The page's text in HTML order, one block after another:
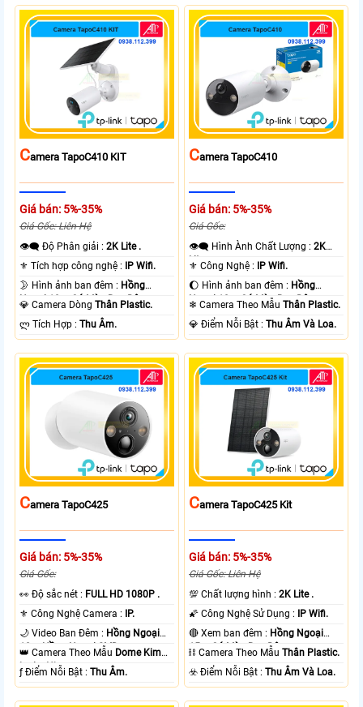
CAmera TapoC410 KIT
Giá bán: 5%-35%
Giá Gốc: Liên Hệ
👁️‍🗨 Độ Phân giải :2K Lite .
⚜️ Tích hợp công nghệ : IP Wifi.
🌛 Hình ảnh ban đêm : Hồng
Ngoại 10m Có Màu Ban Ðêm.
💎 Camera DòngThân Plastic.
️ლ Tích Hợp :Thu Âm.
CAmera TapoC410
Giá bán: 5%-35%
Giá Gốc:
👁️‍🗨 Hình Ành Chất Lượng :2K
Lite .
⚜️ Công Nghệ : IP Wifi.
🌔 Hình ảnh ban đêm : Hồng
Ngoại 10m Có Màu Ban Ðêm.
❄ Camera Theo MẫuThân Plastic.
️💎 Điểm Nỗi Bật :Thu Âm Và Loa.
CAmera TapoC425
Giá bán: 5%-35%
Giá Gốc:
️👀 Độ sắc nét : FULL HD 1080P .
⚜️ Công Nghệ Camera : IP.
🌙 Video Ban Đêm : Hồng Ngoại
10m Hồng Ngoại SMD.
👑 Camera Theo Mẫu Dome Kim
loại + Nhựa.
️ƒ Điểm Nỗi Bật :Thu Âm.
CAmera TapoC425 Kit
Giá bán: 5%-35%
Giá Gốc: Liên Hệ
💯 Chất lượng hình :2K Lite .
🌠 Công Nghệ Sử Dụng : IP Wifi.
🔴 Xem ban đêm : Hồng Ngoại
15m Có Màu Ban Ðêm.
⛓ Camera Theo MẫuThân Plastic.
️☣️ Điểm Nỗi Bật :Thu Âm Và Loa.